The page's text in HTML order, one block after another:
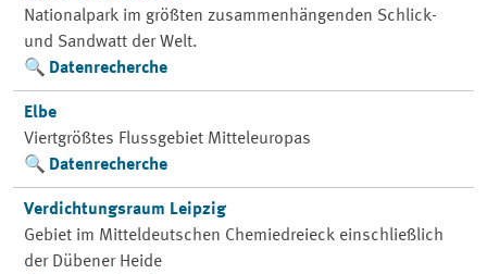
Nationalpark im größten zusammenhängenden Schlick-
und Sandwatt der Welt.
Datenrecherche
Elbe
Viertgrößtes Flussgebiet Mitteleuropas
Datenrecherche
Verdichtungsraum Leipzig
Gebiet im Mitteldeutschen Chemiedreieck einschließlich
der Dübener Heide